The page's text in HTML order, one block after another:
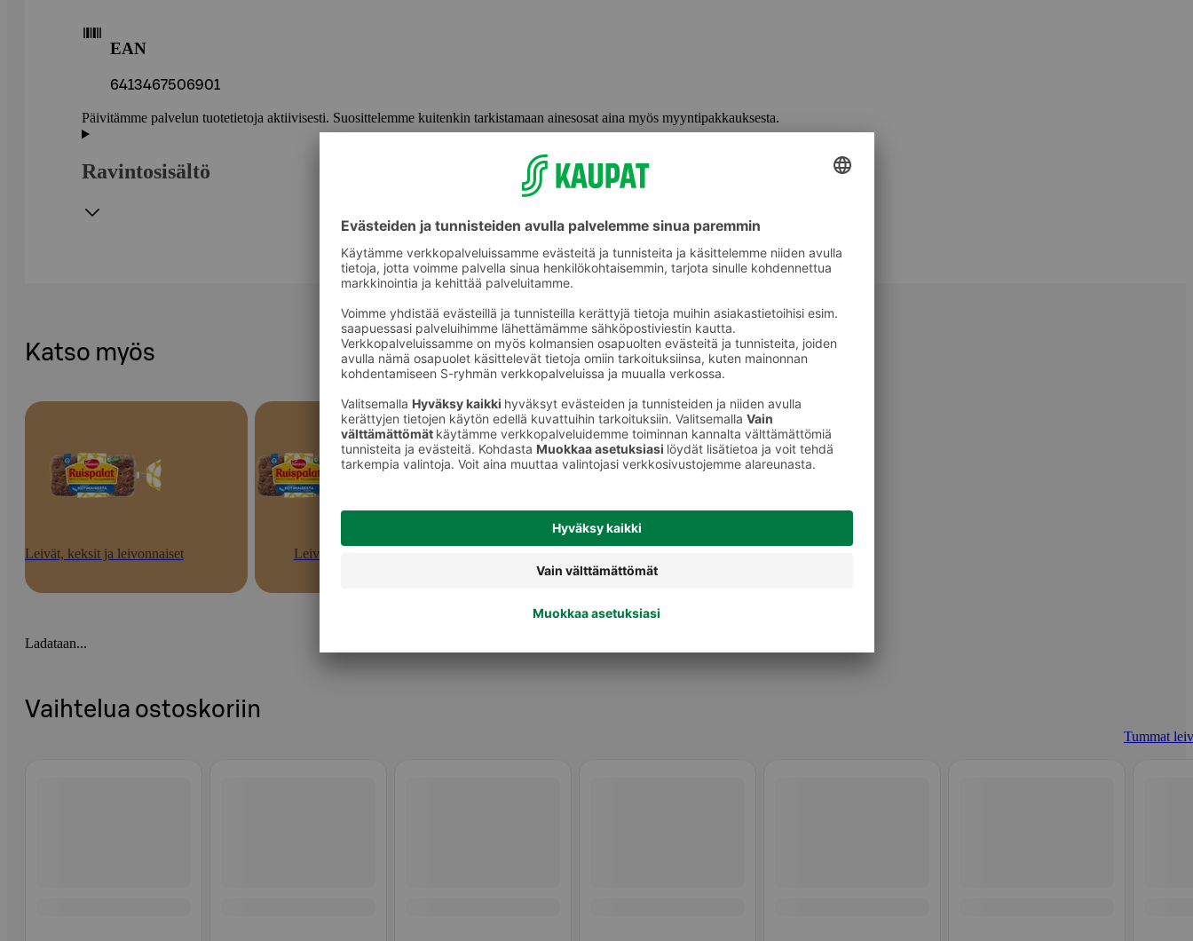
EAN
6413467506901
Päivitämme palvelun tuotetietoja aktiivisesti. Suosittelemme kuitenkin tarkistamaan ainesosat aina myös myyntipakkauksesta.
Ravintosisältö
Katso myös
Leivät, keksit ja leivonnaiset Leivät
Ladataan...
Vaihtelua ostoskoriin
Tummat